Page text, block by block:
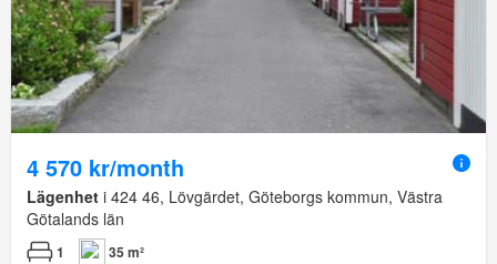
4 570 kr/month
Lägenhet i 424 46, Lövgärdet, Göteborgs kommun, Västra
Götalands län
1 35 m²